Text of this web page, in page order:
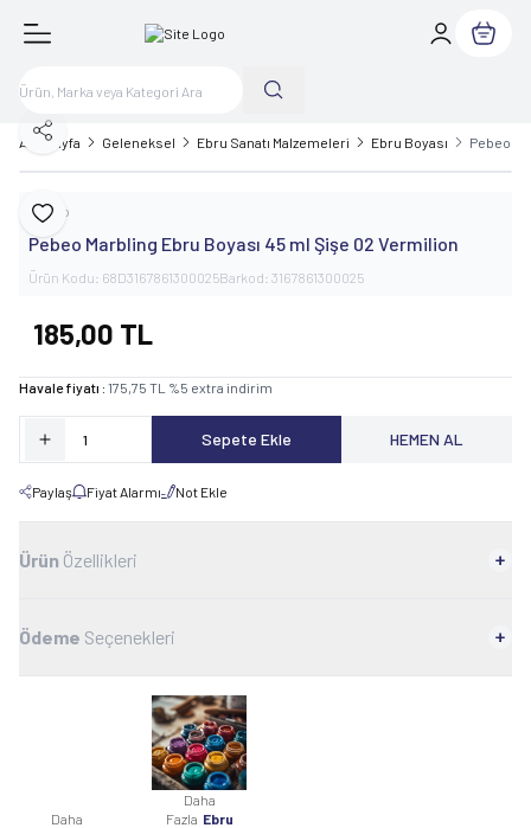
Sepetim
Ana Sayfa Geleneksel Ebru Sanatı Malzemeleri Ebru Boyası Pebeo
Favoriye Ekle
Paylaş
Pebeo
Pebeo Marbling Ebru Boyası 45 ml Şişe 02 Vermilion
Ürün Kodu: 68D3167861300025Barkod: 3167861300025
185,00 TL
Havale fiyatı : 175,75 TL %5 extra indirim
Sepete Ekle HEMEN AL
Paylaş Fiyat Alarmı Not Ekle
Ürün Özellikleri
Ödeme Seçenekleri
Daha
Daha
Fazla Ebru